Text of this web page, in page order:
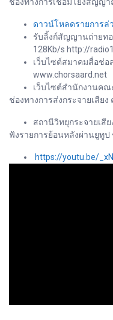
ดาวน์โหลดรายการล่
รับลิ้งก์สัญญานถ่ายทอ
128Kb/s http://
เว็บไซต์สมาคมสื่อช่อ
www.chorsaard.net
เว็บไซต์สำนักงานคณ
ช่องทางการส่งกระจายเสีย
สถานีวิทยุกระจายเสี
ฟังรายการย้อนหลังผ่านยูทูป
https://youtu.be/